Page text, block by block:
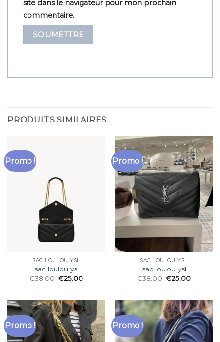
site dans le navigateur pour mon prochain
commentaire.
PRODUITS SIMILAIRES
Promo !
SAC LOULOU YSL
sac loulou ysl
€38.00 €25.00
Promo !
SAC LOULOU YSL
sac loulou ysl
€38.00 €25.00
Promo ! Promo !